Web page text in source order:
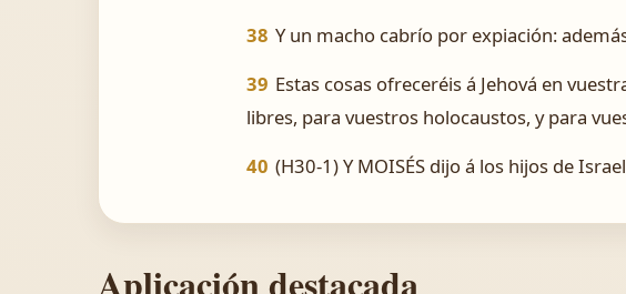
38 Y un macho cabrío por expiación:
39 Estas cosas ofreceréis á Jehová en
libres, para vuestros holocaustos, y para
40 (H30-1) Y MOISÉS dijo á los hijos de
Aplicación destacada